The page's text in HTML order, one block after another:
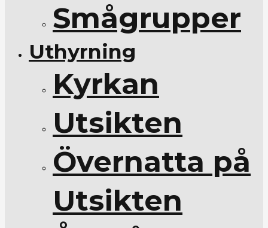
Smågrupper
Uthyrning
Kyrkan
Utsikten
Övernatta på
Utsikten